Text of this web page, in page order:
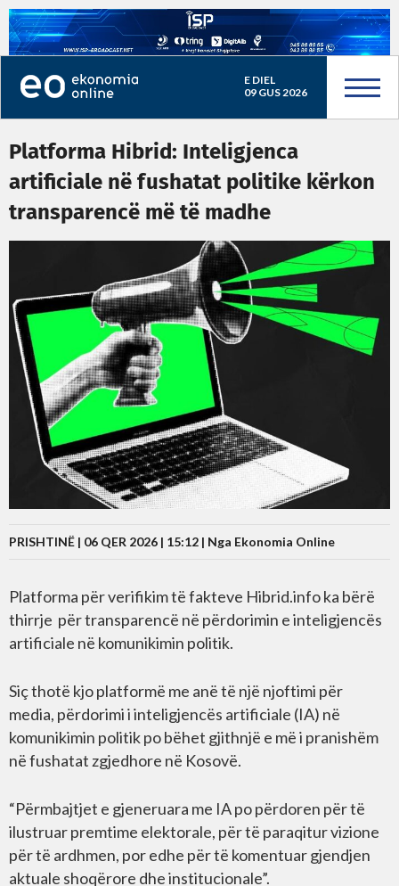
E DIEL
09 GUS 2026
Platforma Hibrid: Inteligjenca
artificiale në fushatat politike kërkon
transparencë më të madhe
PRISHTINË | 06 QER 2026 | 15:12 | Nga Ekonomia Online
Platforma për verifikim të fakteve Hibrid.info ka bërë
thirrje për transparencë në përdorimin e inteligjencës
artificiale në komunikimin politik.
Siç thotë kjo platformë me anë të një njoftimi për
media, përdorimi i inteligjencës artificiale (IA) në
komunikimin politik po bëhet gjithnjë e më i pranishëm
në fushatat zgjedhore në Kosovë.
“Përmbajtjet e gjeneruara me IA po përdoren për të
ilustruar premtime elektorale, për të paraqitur vizione
për të ardhmen, por edhe për të komentuar gjendjen
aktuale shoqërore dhe institucionale”.